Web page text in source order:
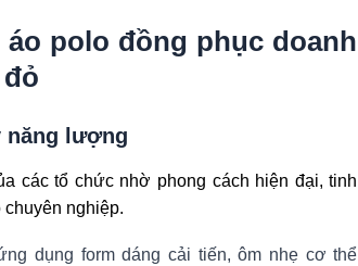
polo đồng phục doanh
năng lượng
các tổ chức nhờ phong cách hiện đại, tinh
chuyên nghiệp.
dụng form dáng cải tiến, ôm nhẹ cơ thể